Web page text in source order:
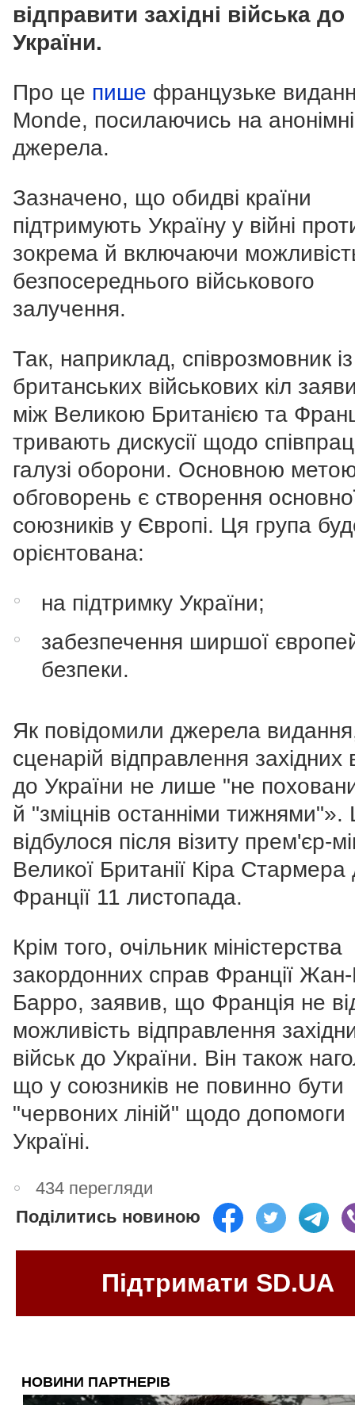
відправити західні війська до
України.
Про це пише французьке
Monde, посилаючись на анонімні
джерела.
Зазначено, що обидві країни
підтримують Україну у війні
зокрема й включаючи
безпосереднього військового
залучення.
Так, наприклад, співрозмовник із
британських військових кіл
між Великою Британією та
тривають дискусії щодо
галузі оборони. Основною
обговорень є створення
союзників у Європі. Ця група
орієнтована:
на підтримку України;
забезпечення ширшої
безпеки.
Як повідомили джерела
сценарій відправлення західних
до України не лише "не
й "зміцнів останніми тижнями"».
відбулося після візиту прем'єр-
Великої Британії Кіра Стармера
Франції 11 листопада.
Крім того, очільник міністерства
закордонних справ Франції
Барро, заявив, що Франція не
можливість відправлення
військ до України. Він також
що у союзників не повинно бути
"червоних ліній" щодо допомоги
Україні.
434 перегляди
Поділитись новиною
Підтримати SD.UA